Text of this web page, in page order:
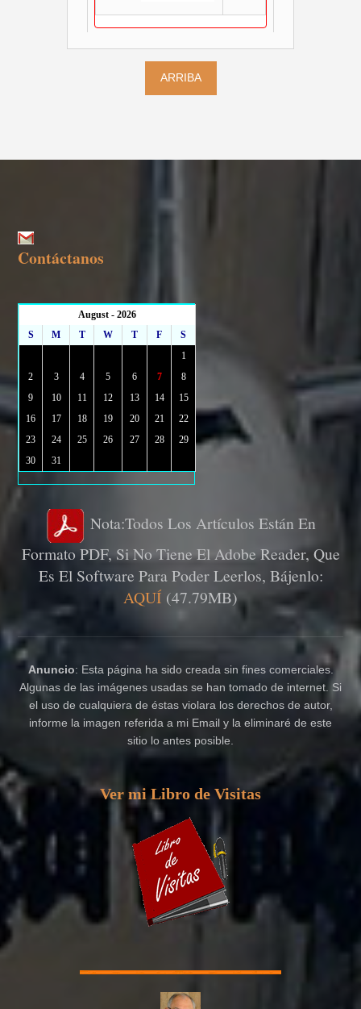
ARRIBA
Contáctanos
August - 2026
S
M T W T F
S
1
2
3 4 5 6 7
8
9
10 11 12 13 14
15
16
17 18 19 20 21
22
23
24 25 26 27 28
29
30
31
Nota:Todos Los Artículos Están En
Formato PDF, Si No Tiene El Adobe Reader, Que
Es El Software Para Poder Leerlos, Bájenlo:
AQUÍ (47.79MB)
Anuncio: Esta página ha sido creada sin fines comerciales.
Algunas de las imágenes usadas se han tomado de internet. Si
el uso de cualquiera de éstas violara los derechos de autor,
informe la imagen referida a mi Email y la eliminaré de este
sitio lo antes posible.
Ver mi Libro de Visitas